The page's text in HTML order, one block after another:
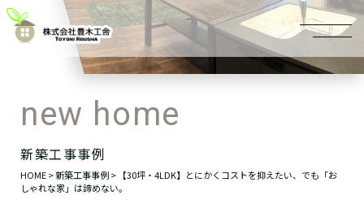
新築工事事例
HOME>新築工事事例> 【30坪・4LDK】とにかくコストを抑えたい、でも「お
しゃれな家」は諦めない。